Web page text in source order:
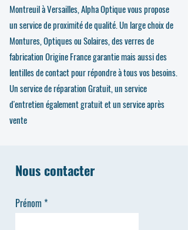
Montreuil à Versailles, Alpha Optique vous propose
un service de proximité de qualité. Un large choix de
Montures, Optiques ou Solaires, des verres de
fabrication Origine France garantie mais aussi des
lentilles de contact pour répondre à tous vos besoins.
Un service de réparation Gratuit, un service
d'entretien également gratuit et un service après
vente
Nous contacter
Prénom